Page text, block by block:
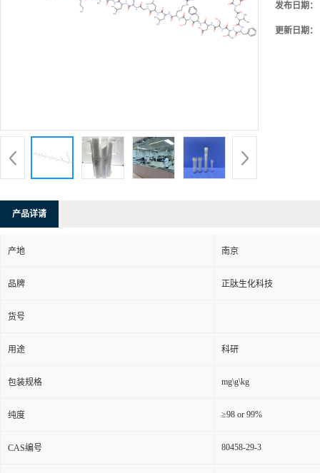
发布日期：
更新日期：
产品详请
产地 南京
品牌 正肽生化科技
货号
用途 科研
包装规格 mg\g\kg
纯度 ≥98 or 99%
CAS编号 80458-29-3